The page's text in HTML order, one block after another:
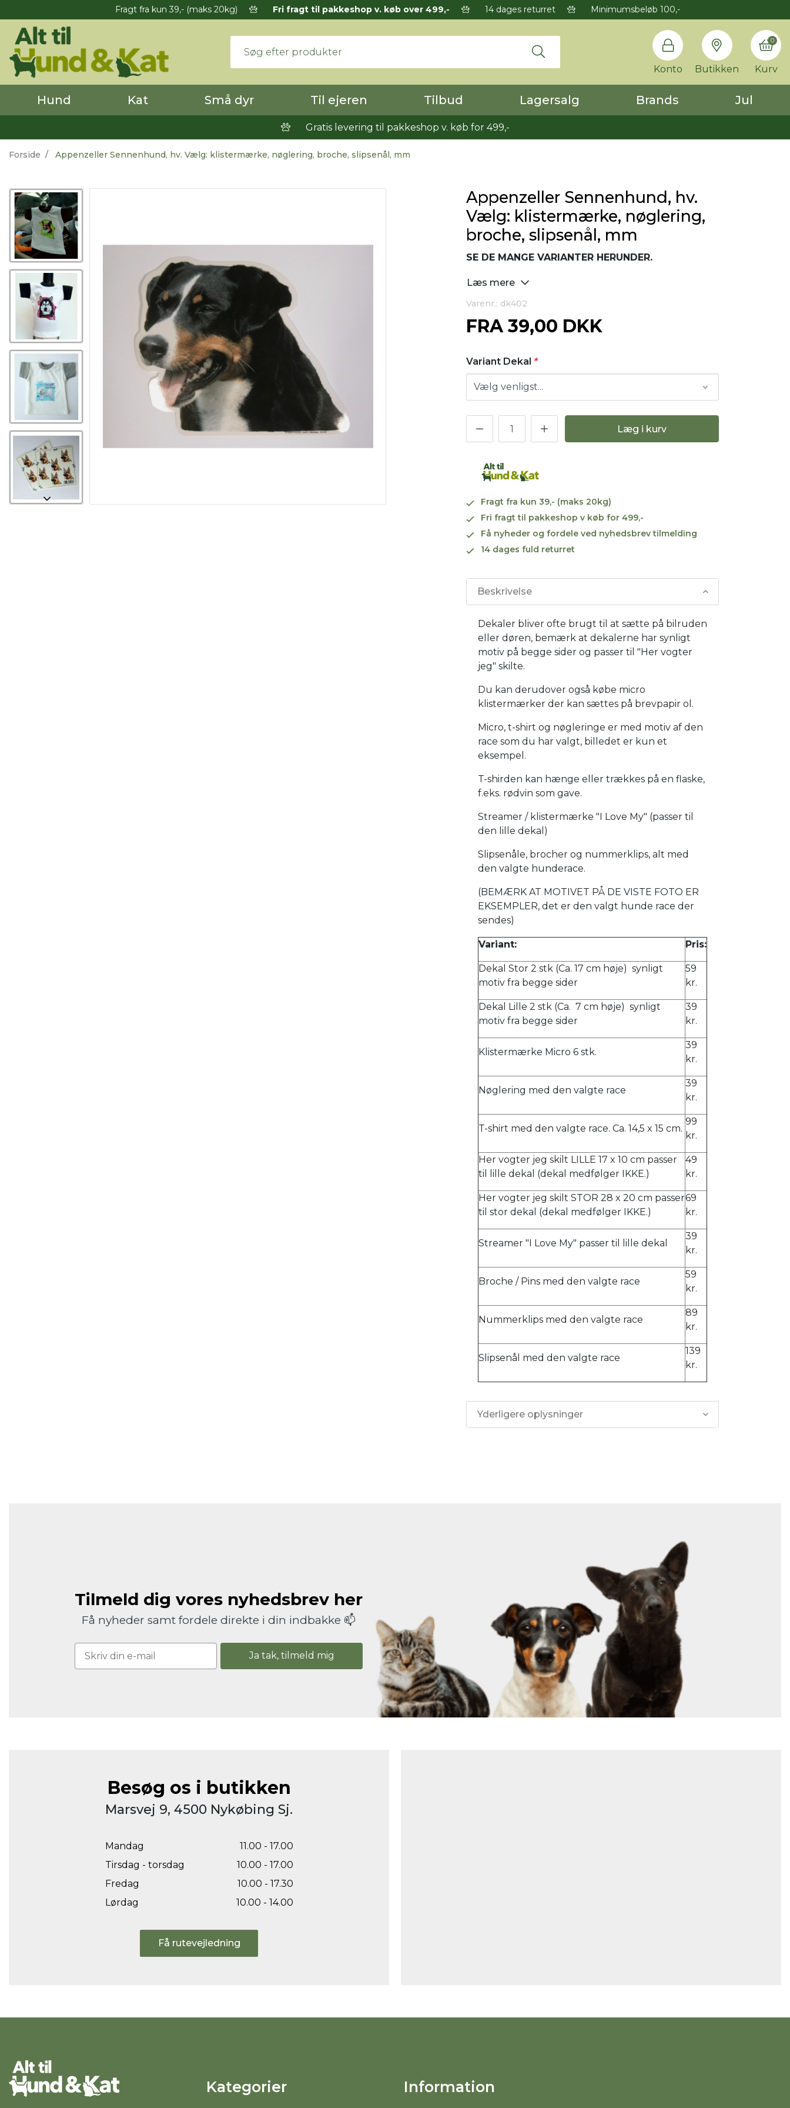
Fragt fra kun 39,- (maks 20kg) Fri fragt til pakkeshop v. køb over 499,- 14 dages returret Minimumsbeløb 100,-
Konto Butikken Kurv
0
Hund Kat Små dyr Til ejeren Tilbud Lagersalg Brands Jul
Gratis levering til pakkeshop v. køb for 499,-
Forside Appenzeller Sennenhund, hv. Vælg: klistermærke, nøglering, broche, slipsenål, mm
Appenzeller Sennenhund, hv.
Vælg: klistermærke, nøglering,
broche, slipsenål, mm
SE DE MANGE VARIANTER HERUNDER.
Læs mere
Varenr.: dk402
FRA 39,00 DKK
Variant Dekal *
Læg i kurv
Fragt fra kun 39,- (maks 20kg)
Fri fragt til pakkeshop v køb for 499,-
Få nyheder og fordele ved nyhedsbrev tilmelding
14 dages fuld returret
Beskrivelse
Dekaler bliver ofte brugt til at sætte på bilruden
eller døren, bemærk at dekalerne har synligt
motiv på begge sider og passer til "Her vogter
jeg" skilte.
Du kan derudover også købe micro
klistermærker der kan sættes på brevpapir ol.
Micro, t-shirt og nøgleringe er med motiv af den
race som du har valgt, billedet er kun et
eksempel.
T-shirden kan hænge eller trækkes på en flaske,
f.eks. rødvin som gave.
Streamer / klistermærke "I Love My" (passer til
den lille dekal)
Slipsenåle, brocher og nummerklips, alt med
den valgte hunderace.
(BEMÆRK AT MOTIVET PÅ DE VISTE FOTO ER
EKSEMPLER, det er den valgt hunde race der
sendes)
Variant: Pris:
Dekal Stor 2 stk (Ca. 17 cm høje) synligt
motiv fra begge sider
59
kr.
Dekal Lille 2 stk (Ca. 7 cm høje) synligt
motiv fra begge sider
39
kr.
Klistermærke Micro 6 stk.
39
kr.
Nøglering med den valgte race
39
kr.
T-shirt med den valgte race. Ca. 14,5 x 15 cm.
99
kr.
Her vogter jeg skilt LILLE 17 x 10 cm passer
til lille dekal (dekal medfølger IKKE.)
49
kr.
Her vogter jeg skilt STOR 28 x 20 cm passer
til stor dekal (dekal medfølger IKKE.)
69
kr.
Streamer "I Love My" passer til lille dekal
39
kr.
Broche / Pins med den valgte race
59
kr.
Nummerklips med den valgte race
89
kr.
Slipsenål med den valgte race
139
kr.
Yderligere oplysninger
Tilmeld dig vores nyhedsbrev her
Få nyheder samt fordele direkte i din indbakke 📫
Ja tak, tilmeld mig
Besøg os i butikken
Marsvej 9, 4500 Nykøbing Sj.
Mandag
11.00 - 17.00
Tirsdag - torsdag
10.00 - 17.00
Fredag
10.00 - 17.30
Lørdag
10.00 - 14.00
Få rutevejledning
Kategorier Information